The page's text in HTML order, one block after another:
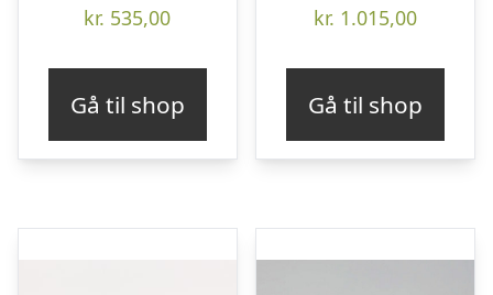
kr. 535,00
Gå til shop
kr. 1.015,00
Gå til shop